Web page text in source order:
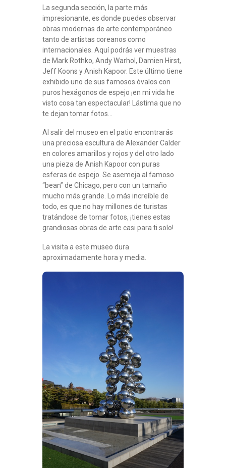
La segunda sección, la parte más
impresionante, es donde puedes observar
obras modernas de arte contemporáneo
tanto de artistas coreanos como
internacionales. Aquí podrás ver muestras
de Mark Rothko, Andy Warhol, Damien Hirst,
Jeff Koons y Anish Kapoor. Este último tiene
exhibido uno de sus famosos óvalos con
puros hexágonos de espejo ¡en mi vida he
visto cosa tan espectacular! Lástima que no
te dejan tomar fotos…
Al salir del museo en el patio encontrarás
una preciosa escultura de Alexander Calder
en colores amarillos y rojos y del otro lado
una pieza de Anish Kapoor con puras
esferas de espejo. Se asemeja al famoso
“bean” de Chicago, pero con un tamaño
mucho más grande. Lo más increíble de
todo, es que no hay millones de turistas
tratándose de tomar fotos, ¡tienes estas
grandiosas obras de arte casi para ti solo!
La visita a este museo dura
aproximadamente hora y media.